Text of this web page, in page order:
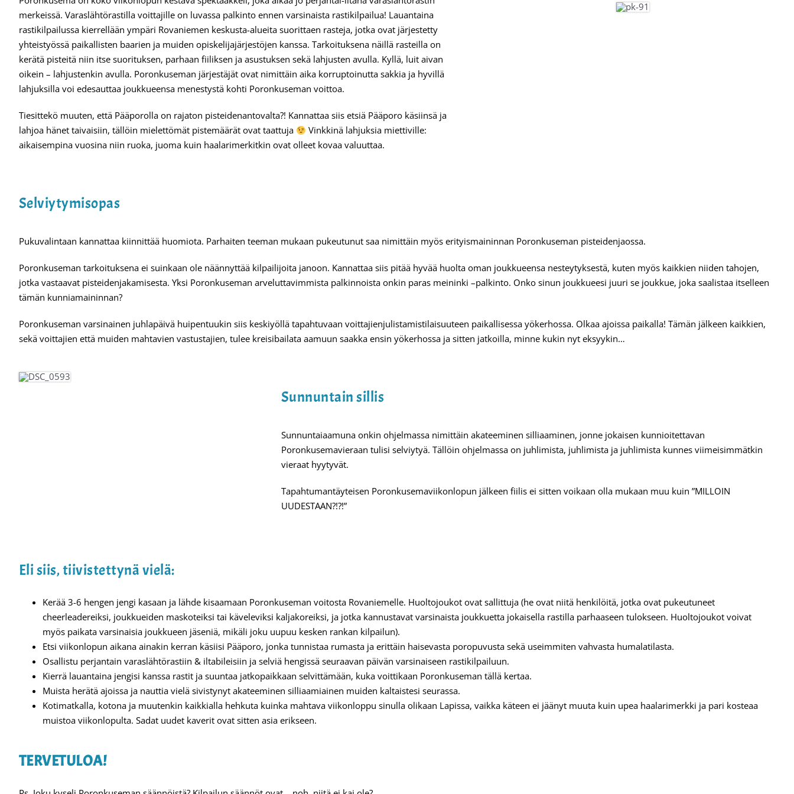
merkeissä. Varaslähtörastilla voittajille on luvassa palkinto ennen varsinaista rastikilpailua! Lauantaina
rastikilpailussa kierrellään ympäri Rovaniemen keskusta-alueita suorittaen rasteja, jotka ovat järjestetty
yhteistyössä paikallisten baarien ja muiden opiskelijajärjestöjen kanssa. Tarkoituksena näillä rasteilla on
kerätä pisteitä niin itse suorituksen, parhaan fiiliksen ja asustuksen sekä lahjusten avulla. Kyllä, luit aivan
oikein – lahjustenkin avulla. Poronkuseman järjestäjät ovat nimittäin aika korruptoinutta sakkia ja hyvillä
lahjuksilla voi edesauttaa joukkueensa menestystä kohti Poronkuseman voittoa.
Tiesittekö muuten, että Pääporolla on rajaton pisteidenantovalta?! Kannattaa siis etsiä Pääporo käsiinsä ja
lahjoa hänet taivaisiin, tällöin mielettömät pistemäärät ovat taattuja
Vinkkinä lahjuksia miettiville:
aikaisempina vuosina niin ruoka, juoma kuin haalarimerkitkin ovat olleet kovaa valuuttaa.
Selviytymisopas
Pukuvalintaan kannattaa kiinnittää huomiota. Parhaiten teeman mukaan pukeutunut saa nimittäin myös erityismaininnan Poronkuseman pisteidenjaossa.
Poronkuseman tarkoituksena ei suinkaan ole näännyttää kilpailijoita janoon. Kannattaa siis pitää hyvää huolta oman joukkueensa nesteytyksestä, kuten myös kaikkien niiden tahojen,
jotka vastaavat pisteidenjakamisesta. Yksi Poronkuseman arveluttavimmista palkinnoista onkin paras meininki –palkinto. Onko sinun joukkueesi juuri se joukkue, joka saalistaa itselleen
tämän kunniamaininnan?
Poronkuseman varsinainen juhlapäivä huipentuukin siis keskiyöllä tapahtuvaan voittajienjulistamistilaisuuteen paikallisessa yökerhossa. Olkaa ajoissa paikalla! Tämän jälkeen kaikkien,
sekä voittajien että muiden mahtavien vastustajien, tulee kreisibailata aamuun saakka ensin yökerhossa ja sitten jatkoilla, minne kukin nyt eksyykin…
Sunnuntain sillis
Sunnuntaiaamuna onkin ohjelmassa nimittäin akateeminen silliaaminen, jonne jokaisen kunnioitettavan
Poronkusemavieraan tulisi selviytyä. Tällöin ohjelmassa on juhlimista, juhlimista ja juhlimista kunnes viimeisimmätkin
vieraat hyytyvät.
Tapahtumantäyteisen Poronkusemaviikonlopun jälkeen fiilis ei sitten voikaan olla mukaan muu kuin ”MILLOIN
UUDESTAAN?!?!”
Eli siis, tiivistettynä vielä:
Kerää 3-6 hengen jengi kasaan ja lähde kisaamaan Poronkuseman voitosta Rovaniemelle. Huoltojoukot ovat sallittuja (he ovat niitä henkilöitä, jotka ovat pukeutuneet
cheerleadereiksi, joukkueiden maskoteiksi tai käveleviksi kaljakoreiksi, ja jotka kannustavat varsinaista joukkuetta jokaisella rastilla parhaaseen tulokseen. Huoltojoukot voivat
myös paikata varsinaisia joukkueen jäseniä, mikäli joku uupuu kesken rankan kilpailun).
Etsi viikonlopun aikana ainakin kerran käsiisi Pääporo, jonka tunnistaa rumasta ja erittäin haisevasta poropuvusta sekä useimmiten vahvasta humalatilasta.
Osallistu perjantain varaslähtörastiin & iltabileisiin ja selviä hengissä seuraavan päivän varsinaiseen rastikilpailuun.
Kierrä lauantaina jengisi kanssa rastit ja suuntaa jatkopaikkaan selvittämään, kuka voittikaan Poronkuseman tällä kertaa.
Muista herätä ajoissa ja nauttia vielä sivistynyt akateeminen silliaamiainen muiden kaltaistesi seurassa.
Kotimatkalla, kotona ja muutenkin kaikkialla hehkuta kuinka mahtava viikonloppu sinulla olikaan Lapissa, vaikka käteen ei jäänyt muuta kuin upea haalarimerkki ja pari kosteaa
muistoa viikonlopulta. Sadat uudet kaverit ovat sitten asia erikseen.
TERVETULOA!